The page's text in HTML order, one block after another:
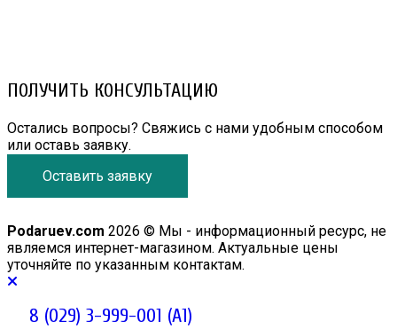
ПОЛУЧИТЬ КОНСУЛЬТАЦИЮ
Остались вопросы? Свяжись с нами удобным способом
или оставь заявку.
Оставить заявку
Podaruev.com 2026 © Мы - информационный ресурс, не
являемся интернет-магазином. Актуальные цены
уточняйте по указанным контактам.
8 (029) 3-999-001 (A1)